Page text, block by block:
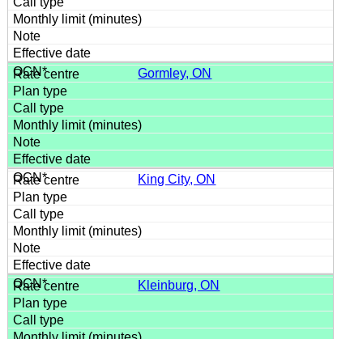
Gormley, ON
King City, ON
Kleinburg, ON